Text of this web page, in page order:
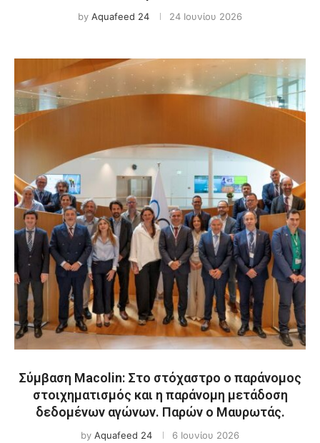
by Aquafeed 24 24 Ιουνίου 2026
Σύμβαση Macolin: Στο στόχαστρο ο παράνομος
στοιχηματισμός και η παράνομη μετάδοση
δεδομένων αγώνων. Παρών ο Μαυρωτάς.
by Aquafeed 24 6 Ιουνίου 2026